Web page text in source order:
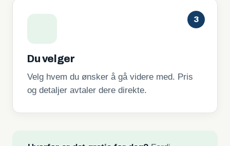
3
Du velger
Velg hvem du ønsker å gå videre med. Pris
og detaljer avtaler dere direkte.